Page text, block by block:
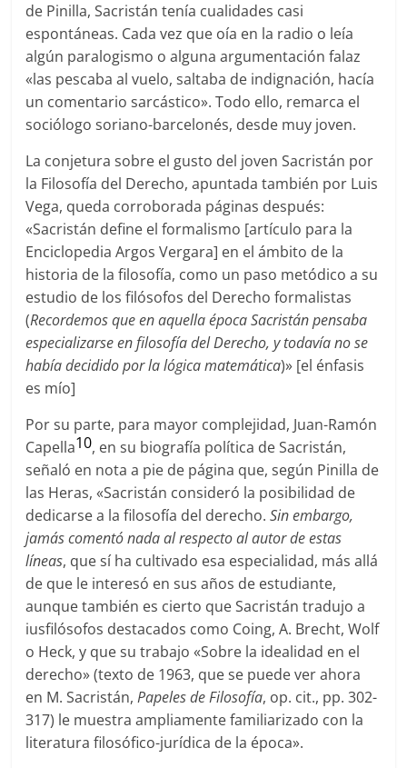
de Pinilla, Sacristán tenía cualidades casi
espontáneas. Cada vez que oía en la radio o leía
algún paralogismo o alguna argumentación falaz
«las pescaba al vuelo, saltaba de indignación, hacía
un comentario sarcástico». Todo ello, remarca el
sociólogo soriano-barcelonés, desde muy joven.
La conjetura sobre el gusto del joven Sacristán por
la Filosofía del Derecho, apuntada también por Luis
Vega, queda corroborada páginas después:
«Sacristán define el formalismo [artículo para la
Enciclopedia Argos Vergara] en el ámbito de la
historia de la filosofía, como un paso metódico a su
estudio de los filósofos del Derecho formalistas
(Recordemos que en aquella época Sacristán pensaba
especializarse en filosofía del Derecho, y todavía no se
había decidido por la lógica matemática)» [el énfasis
es mío]
Por su parte, para mayor complejidad, Juan-Ramón
Capella10, en su biografía política de Sacristán,
señaló en nota a pie de página que, según Pinilla de
las Heras, «Sacristán consideró la posibilidad de
dedicarse a la filosofía del derecho.Sin embargo,
jamás comentó nada al respecto al autor de estas
líneas, que sí ha cultivado esa especialidad, más allá
de que le interesó en sus años de estudiante,
aunque también es cierto que Sacristán tradujo a
iusfilósofos destacados como Coing, A. Brecht, Wolf
o Heck, y que su trabajo «Sobre la idealidad en el
derecho» (texto de 1963, que se puede ver ahora
en M. Sacristán,Papeles de Filosofía, op. cit., pp. 302-
317) le muestra ampliamente familiarizado con la
literatura filosófico-jurídica de la época».